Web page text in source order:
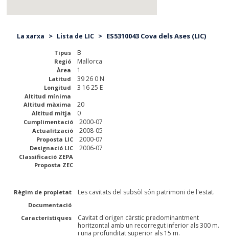
La xarxa > Lista de LIC > ES5310043 Cova dels Ases (LIC)
Tipus B
Regió Mallorca
Àrea 1
Latitud 39 26 0 N
Longitud 3 16 25 E
Altitud mínima
Altitud màxima
20
Altitud mitja 0
Cumplimentació 2000-07
Actualització 2008-05
Proposta LIC 2000-07
Designació LIC 2006-07
Classificació ZEPA
Proposta ZEC
Règim de propietat Les cavitats del subsòl són patrimoni de l'estat.
Documentació
Característiques
Cavitat d'origen càrstic predominantment
horitzontal amb un recorregut inferior als 300 m.
i una profunditat superior als 15 m.